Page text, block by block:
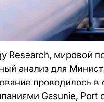
Research, мировой
анализ для
проводилось
Gasunie, Port